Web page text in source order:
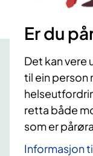
Er du
Det kan vere
til ein person
retta både
som er
Informasjon